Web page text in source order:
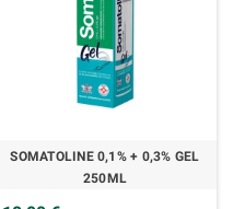
SOMATOLINE 0,1% + 0,3% GEL
250ML